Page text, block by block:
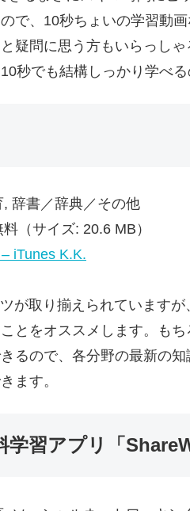
で、10秒ちょいの学習動
疑問に思う方もいらっし
秒でも結構しっかり学べる
, 辞書／辞典／その他
（サイズ: 20.6 MB）
iTunes K.K.
が取り揃えられていますが
とをオススメします。も
るので、各分野の最新の
ます。
習アプリ「